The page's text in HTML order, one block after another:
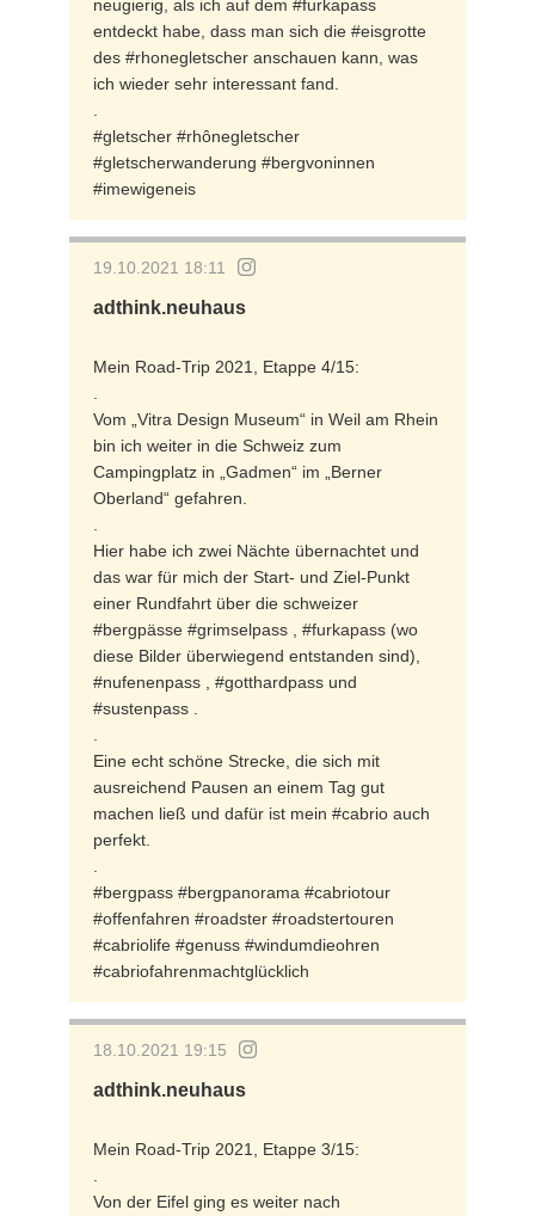
neugierig, als ich auf dem #furkapass
entdeckt habe, dass man sich die #eisgrotte
des #rhonegletscher anschauen kann, was
ich wieder sehr interessant fand.
#gletscher #rhônegletscher
#gletscherwanderung #bergvoninnen
#imewigeneis
19.10.2021 18:11
adthink.neuhaus
Mein Road-Trip 2021, Etappe 4/15:
Vom „Vitra Design Museum“ in Weil am Rhein
bin ich weiter in die Schweiz zum
Campingplatz in „Gadmen“ im „Berner
Oberland“ gefahren.
Hier habe ich zwei Nächte übernachtet und
das war für mich der Start- und Ziel-Punkt
einer Rundfahrt über die schweizer
#bergpässe #grimselpass , #furkapass (wo
diese Bilder überwiegend entstanden sind),
#nufenenpass , #gotthardpass und
#sustenpass .
Eine echt schöne Strecke, die sich mit
ausreichend Pausen an einem Tag gut
machen ließ und dafür ist mein #cabrio auch
perfekt.
#bergpass #bergpanorama #cabriotour
#offenfahren #roadster #roadstertouren
#cabriolife #genuss #windumdieohren
#cabriofahrenmachtglücklich
18.10.2021 19:15
adthink.neuhaus
Mein Road-Trip 2021, Etappe 3/15:
Von der Eifel ging es weiter nach